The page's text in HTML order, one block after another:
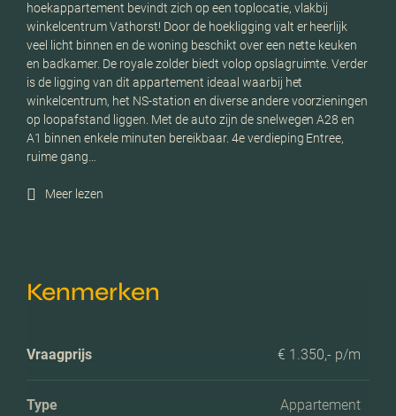
hoekappartement bevindt zich op een toplocatie, vlakbij
winkelcentrum Vathorst! Door de hoekligging valt er heerlijk
veel licht binnen en de woning beschikt over een nette keuken
en badkamer. De royale zolder biedt volop opslagruimte. Verder
is de ligging van dit appartement ideaal waarbij het
winkelcentrum, het NS-station en diverse andere voorzieningen
op loopafstand liggen. Met de auto zijn de snelwegen A28 en
A1 binnen enkele minuten bereikbaar. 4e verdieping Entree,
ruime gang…
Meer lezen
Kenmerken
Vraagprijs € 1.350,- p/m
Type Appartement